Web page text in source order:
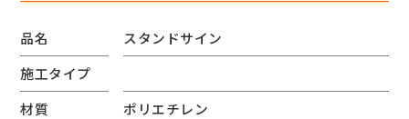
品名
スタンドサイン
施工タイプ
材質
ポリエチレン